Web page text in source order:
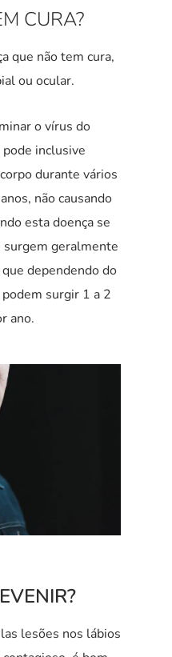
CURA?
que não tem cura,
ou ocular.
o vírus do
inclusive
durante vários
não causando
esta doença se
geralmente
dependendo do
surgir 1 a 2
ano.
lesões nos lábios